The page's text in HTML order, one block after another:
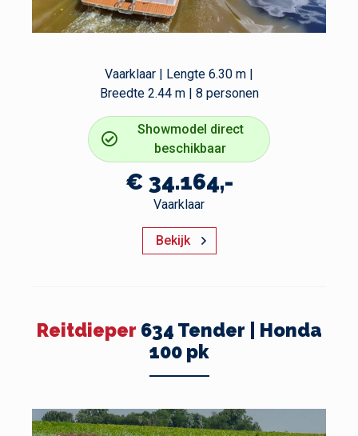
Vaarklaar | Lengte 6.30 m |
Breedte 2.44 m | 8 personen
Showmodel direct
beschikbaar
€ 34.164,-
Vaarklaar
Bekijk
Reitdieper 634 Tender | Honda
100 pk